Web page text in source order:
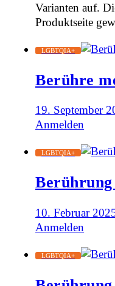
Varianten auf.
Produktseite
LGBTQIA+
Berühre
19. September
Anmelden
LGBTQIA+
10. Februar
Anmelden
LGBTQIA+